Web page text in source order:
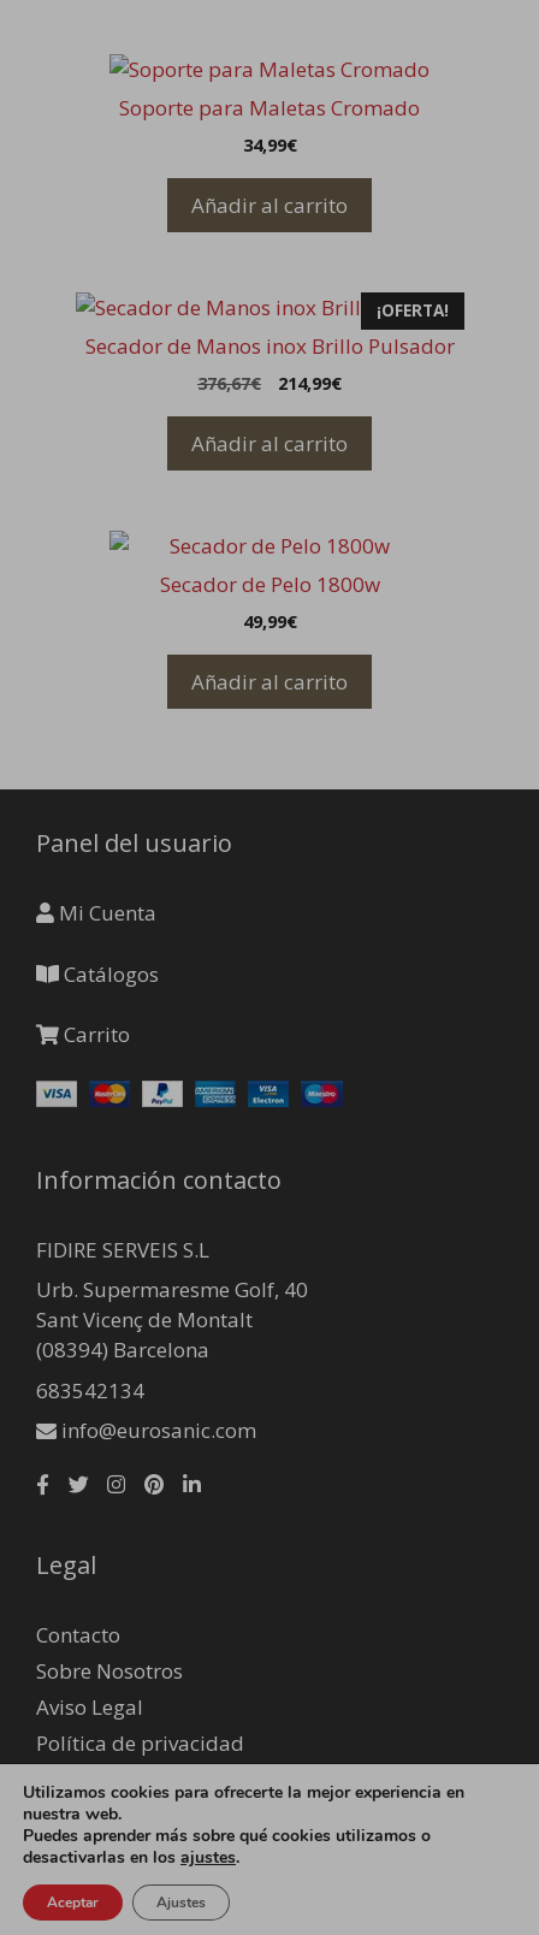
Soporte para Maletas Cromado
34,99€
Añadir al carrito
¡OFERTA!
Secador de Manos inox Brillo Pulsador
376,67€
El
original
era:
214,99€El
es:
Añadir al carrito
Secador de Pelo 1800w
49,99€
Añadir al carrito
Panel del usuario
Mi Cuenta
Catálogos
Carrito
Información contacto
FIDIRE SERVEIS S.L
Urb. Supermaresme Golf, 40
Sant Vicenç de Montalt
(08394) Barcelona
683542134
info@eurosanic.com
Legal
Contacto
Sobre Nosotros
Aviso Legal
Política de privacidad
Envío y devoluciones
Formas de pago
© 2026 EUROSANIC - Fidire Serveis S.L B65818841 -
de cookies
Utilizamos cookies para ofrecerte la mejor experiencia en
nuestra web.
Puedes aprender más sobre qué cookies utilizamos o
desactivarlas en los ajustes.
Aceptar Ajustes